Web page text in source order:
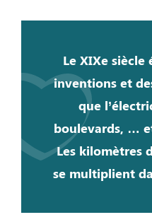
Le XIXe
inventions et
que
boulevards, …
Les kilomètres
se multiplient